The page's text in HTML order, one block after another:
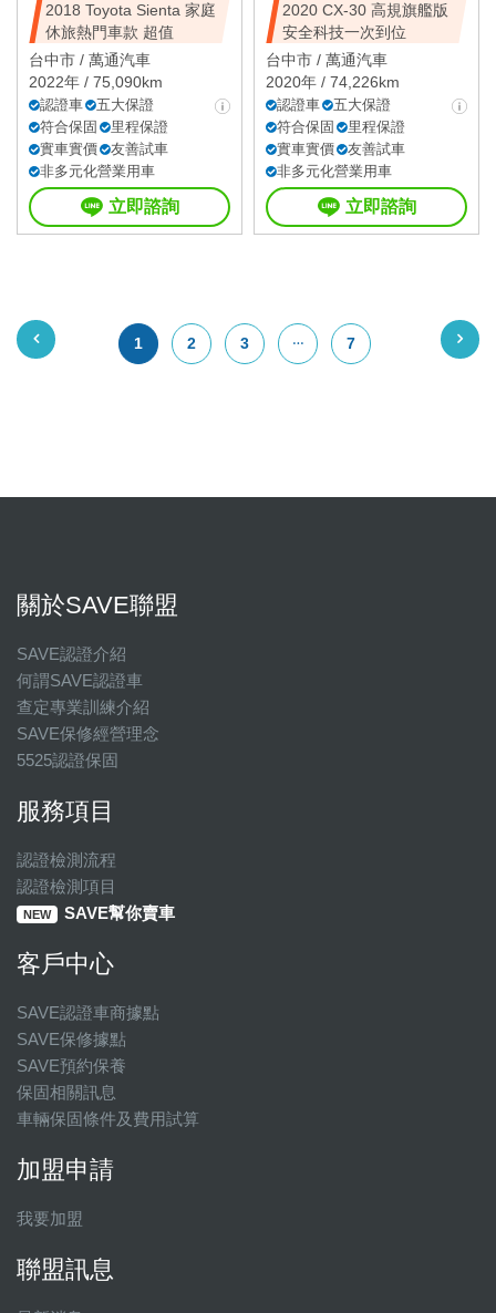
2018 Toyota Sienta 家庭
休旅熱門車款 超值
台中市 / 萬通汽車
2022年 / 75,090km
認證車
五大保證
符合保固
里程保證
實車實價
友善試車
非多元化營業用車
立即諮詢
2020 CX-30 高規旗艦版
安全科技一次到位
台中市 / 萬通汽車
2020年 / 74,226km
認證車
五大保證
符合保固
里程保證
實車實價
友善試車
非多元化營業用車
立即諮詢
1 2 3 7
關於SAVE聯盟
SAVE認證介紹
何謂SAVE認證車
查定專業訓練介紹
SAVE保修經營理念
5525認證保固
服務項目
認證檢測流程
認證檢測項目
NEW SAVE幫你賣車
客戶中心
SAVE認證車商據點
SAVE保修據點
SAVE預約保養
保固相關訊息
車輛保固條件及費用試算
加盟申請
我要加盟
聯盟訊息